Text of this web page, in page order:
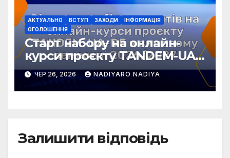
АКТУАЛЬНО ВСТУП ЗАХОДИ
ІНФОРМАЦІЯ
ОГОЛОШЕННЯ
Старт набору на онлайн-
курси проєкту TANDEM-UA-
DE у зимовому семестрі
2026/2027!
ЧЕР 26, 2026 NADIYARO NADIYA
Залишити відповідь